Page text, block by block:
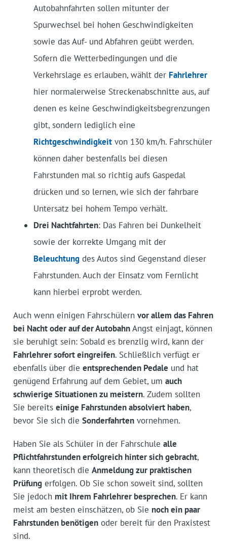
Autobahnfahrten sollen mitunter der
Spurwechsel bei hohen Geschwindigkeiten
sowie das Auf- und Abfahren geübt werden.
Sofern die Wetterbedingungen und die
Verkehrslage es erlauben, wählt der Fahrlehrer
hier normalerweise Streckenabschnitte aus, auf
denen es keine Geschwindigkeitsbegrenzungen
gibt, sondern lediglich eine
Richtgeschwindigkeitvon 130 km/h. Fahrschüler
können daher bestenfalls bei diesen
Fahrstunden mal so richtig aufs Gaspedal
drücken und so lernen, wie sich der fahrbare
Untersatz bei hohem Tempo verhält.
Drei Nachtfahrten: Das Fahren bei Dunkelheit
sowie der korrekte Umgang mit der
Beleuchtungdes Autos sind Gegenstand dieser
Fahrstunden. Auch der Einsatz vom Fernlicht
kann hierbei erprobt werden.
Auch wenn einigen Fahrschülern vor allem das Fahren
bei Nacht oder auf der AutobahnAngst einjagt, können
sie beruhigt sein: Sobald es brenzlig wird, kann der
Fahrlehrer sofort eingreifen. Schließlich verfügt er
ebenfalls über die entsprechenden Pedale und hat
genügend Erfahrung auf dem Gebiet, um auch
schwierige Situationen zu meistern. Zudem sollten
Sie bereits einige Fahrstunden absolviert haben,
bevor Sie sich die Sonderfahrtenvornehmen.
Haben Sie als Schüler in der Fahrschule alle
Pflichtfahrstunden erfolgreich hinter sich gebracht,
kann theoretisch die Anmeldung zur praktischen
Prüfungerfolgen. Ob Sie schon soweit sind, sollten
Sie jedoch mit Ihrem Fahrlehrer besprechen. Er kann
meist am besten einschätzen, ob Sie noch ein paar
Fahrstunden benötigenoder bereit für den Praxistest
sind.